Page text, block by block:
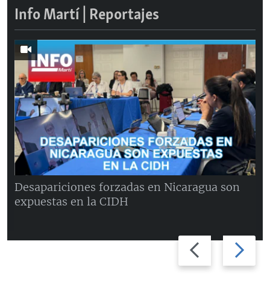
Info Martí | Reportajes
Previous
slide
Next
slide
Desapariciones forzadas en Nicaragua son
expuestas en la CIDH